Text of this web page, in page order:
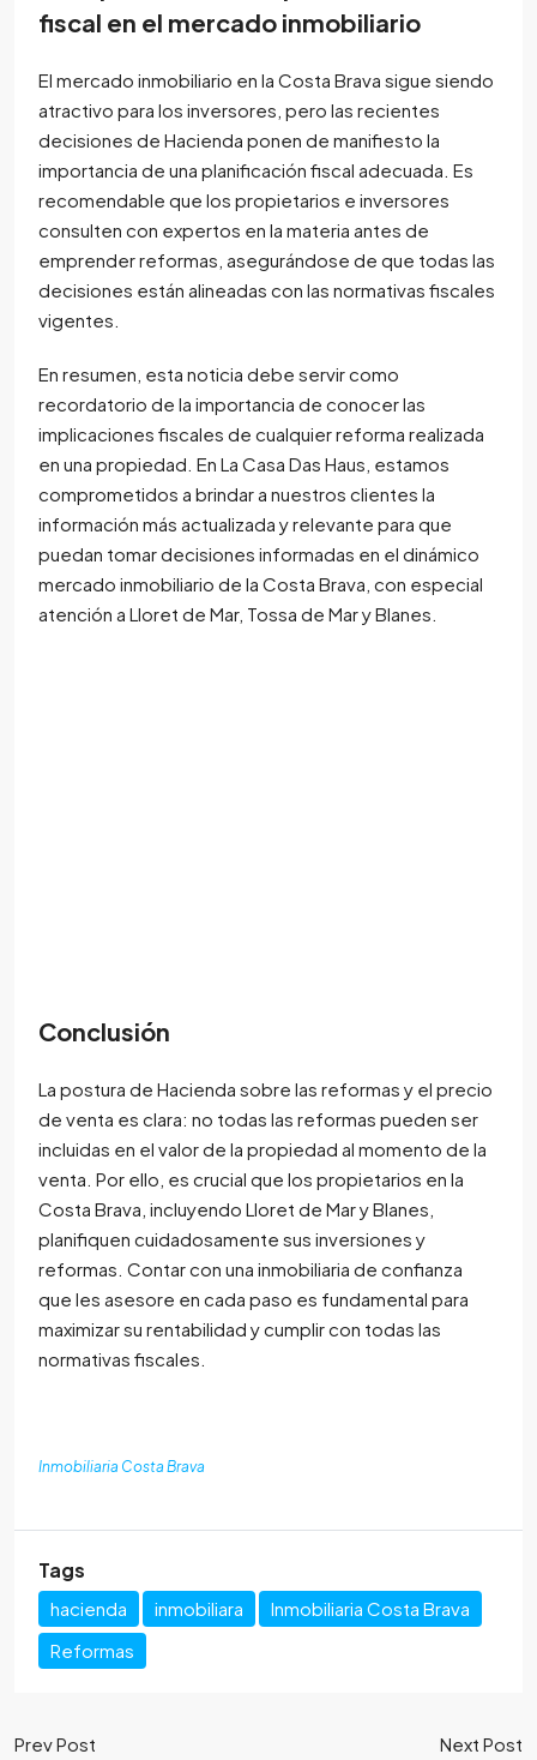
fiscal en el mercado inmobiliario
El mercado inmobiliario en la Costa Brava sigue siendo
atractivo para los inversores, pero las recientes
decisiones de Hacienda ponen de manifiesto la
importancia de una planificación fiscal adecuada. Es
recomendable que los propietarios e inversores
consulten con expertos en la materia antes de
emprender reformas, asegurándose de que todas las
decisiones están alineadas con las normativas fiscales
vigentes.
En resumen, esta noticia debe servir como
recordatorio de la importancia de conocer las
implicaciones fiscales de cualquier reforma realizada
en una propiedad. En La Casa Das Haus, estamos
comprometidos a brindar a nuestros clientes la
información más actualizada y relevante para que
puedan tomar decisiones informadas en el dinámico
mercado inmobiliario de la Costa Brava, con especial
atención a Lloret de Mar, Tossa de Mar y Blanes.
Conclusión
La postura de Hacienda sobre las reformas y el precio
de venta es clara: no todas las reformas pueden ser
incluidas en el valor de la propiedad al momento de la
venta. Por ello, es crucial que los propietarios en la
Costa Brava, incluyendo Lloret de Mar y Blanes,
planifiquen cuidadosamente sus inversiones y
reformas. Contar con una inmobiliaria de confianza
que les asesore en cada paso es fundamental para
maximizar su rentabilidad y cumplir con todas las
normativas fiscales.
Inmobiliaria Costa Brava
Tags
hacienda inmobiliara
Inmobiliaria Costa Brava
Reformas
Prev Post
Next Post